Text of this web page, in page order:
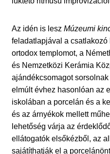
Az idén is lesz Múzeumi
feladatlapjával a
ortodox templomot, a
és Nemzetközi Kerámia
ajándékcsomagot
elmúlt évhez hasonlóan az
iskolában a porcelán és a
és az árnyékok mellett
lehetőség várja az
ellátogatók elsőkézből, az
sajátíthatják el a